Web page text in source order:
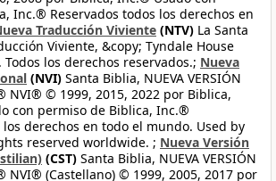
Inc.® Reservados todos los derechos en
Traducción Viviente (NTV) La Santa
Viviente, &copy; Tyndale House
los derechos reservados.; Nueva
(NVI) Santa Biblia, NUEVA VERSIÓN
NVI® © 1999, 2015, 2022 por Biblica,
con permiso de Biblica, Inc.®
los derechos en todo el mundo. Used by
reserved worldwide. ; Nueva Versión
(CST) Santa Biblia, NUEVA VERSIÓN
NVI® (Castellano) © 1999, 2005, 2017 por